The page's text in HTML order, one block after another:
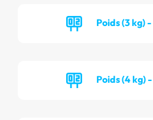
Poids (3 kg)
Poids (4 kg)